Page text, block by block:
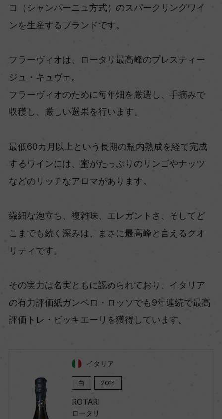
コ（シャンパーニュ方式）のスパークリングワイ
ンを生産するブランドです。
フラーヴィオは、ロータリ最高峰のプレスティー
ジュ・キュヴェ。
フラーヴィオのために毎年畑を厳選し、手摘みで
収穫し、厳しい選果を行います。
最低60カ月以上という長期の瓶内熟成を経て完成
するワインには、蜜がたっぷりのリンゴやナッツ
などのリッチなアロマがあります。
繊細な泡立ち、複雑味、エレガントさ、そしてど
こまでも続く深みは、まさに最高峰と言えるクオ
リティです。
その実力は名実ともに認められており、イタリア
の有力評価紙ガンベロ・ロッソでも9年連続で最高
評価トレ・ビッキエーリを獲得しています。
イタリア
白 2014
ROTARI
ロータリ